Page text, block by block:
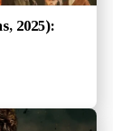
2025):